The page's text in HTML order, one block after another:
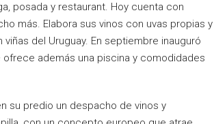
posada y restaurant. Hoy cuenta con
más. Elabora sus vinos con uvas propias y
del Uruguay. En septiembre inauguró
además una piscina y comodidades
su predio un despacho de vinos y